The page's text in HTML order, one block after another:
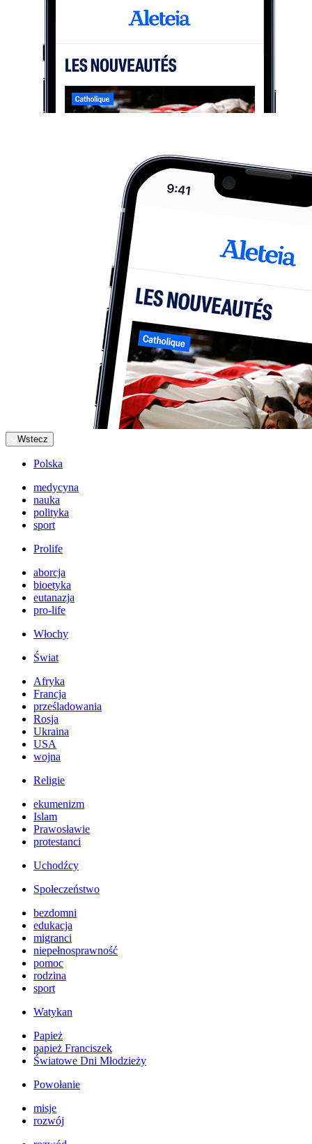
Wstecz
Polska
medycyna
nauka
polityka
sport
Prolife
aborcja
bioetyka
eutanazja
pro-life
Włochy
Świat
Afryka
Francja
prześladowania
Rosja
Ukraina
USA
wojna
Religie
ekumenizm
Islam
Prawosławie
protestanci
Uchodźcy
Społeczeństwo
bezdomni
edukacja
migranci
niepełnosprawność
pomoc
rodzina
sport
Watykan
Papież
papież Franciszek
Światowe Dni Młodzieży
Powołanie
misje
rozwój